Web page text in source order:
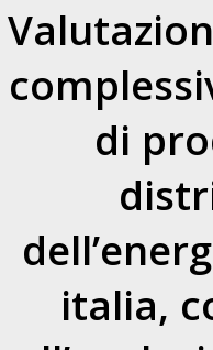
di
italia,